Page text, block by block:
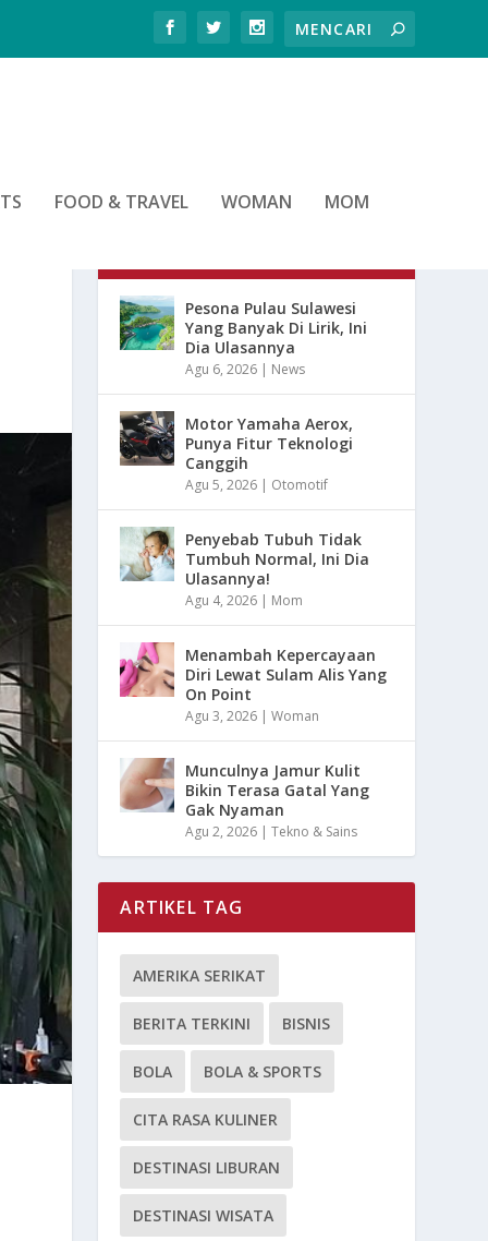
FOOD & TRAVEL WOMAN MOM
Pesona Pulau Sulawesi
Yang Banyak Di Lirik, Ini
Dia Ulasannya
Agu 6, 2026 | News
Motor Yamaha Aerox,
Punya Fitur Teknologi
Canggih
Agu 5, 2026 | Otomotif
Penyebab Tubuh Tidak
Tumbuh Normal, Ini Dia
Ulasannya!
Agu 4, 2026 | Mom
Menambah Kepercayaan
Diri Lewat Sulam Alis Yang
On Point
Agu 3, 2026 |Woman
Munculnya Jamur Kulit
Bikin Terasa Gatal Yang
Gak Nyaman
Agu 2, 2026 |Tekno & Sains
ARTIKEL TAG
AMERIKA SERIKAT
BERITA TERKINI BISNIS
BOLA BOLA & SPORTS
CITA RASA KULINER
DESTINASI LIBURAN
DESTINASI WISATA